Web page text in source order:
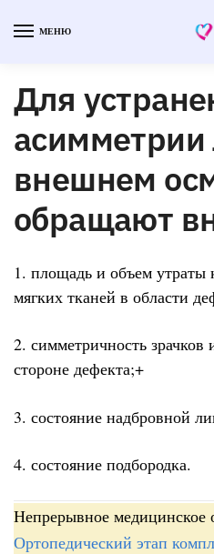
МЕНЮ
Для
асимметрии
внешнем
обращают
1. площадь и объем утраты
мягких тканей в области
2. симметричность зрачков
стороне дефекта;+
3. состояние надбровной
4. состояние подбородка.
Непрерывное медицинское
Ортопедический этап